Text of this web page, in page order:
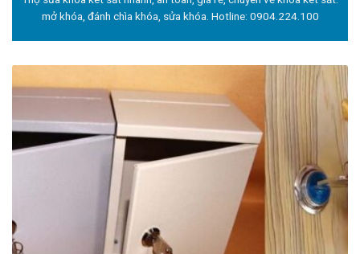
mở khóa, đánh chìa khóa, sửa khóa. Hotline: 0904.224.100